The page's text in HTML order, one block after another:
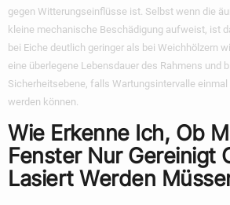
gegen Witterungseinflüsse ist. Selbst wenn die
kleine mechanische Beschädigung aufweist, ist
bei Eiche deutlich geringer als bei Weichhölzern
eine überlegene Lebensdauer des Rahmens und
Sicherheitsebene, falls Wartungsintervalle
werden können.
Wie Erkenne Ich, Ob
Fenster Nur Gereinigt
Lasiert Werden